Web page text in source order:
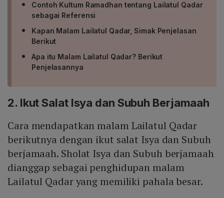
Contoh Kultum Ramadhan tentang Lailatul Qadar
sebagai Referensi
Kapan Malam Lailatul Qadar, Simak Penjelasan
Berikut
Apa itu Malam Lailatul Qadar? Berikut
Penjelasannya
2. Ikut Salat Isya dan Subuh Berjamaah
Cara mendapatkan malam Lailatul Qadar
berikutnya dengan ikut salat Isya dan Subuh
berjamaah. Sholat Isya dan Subuh berjamaah
dianggap sebagai penghidupan malam
Lailatul Qadar yang memiliki pahala besar.